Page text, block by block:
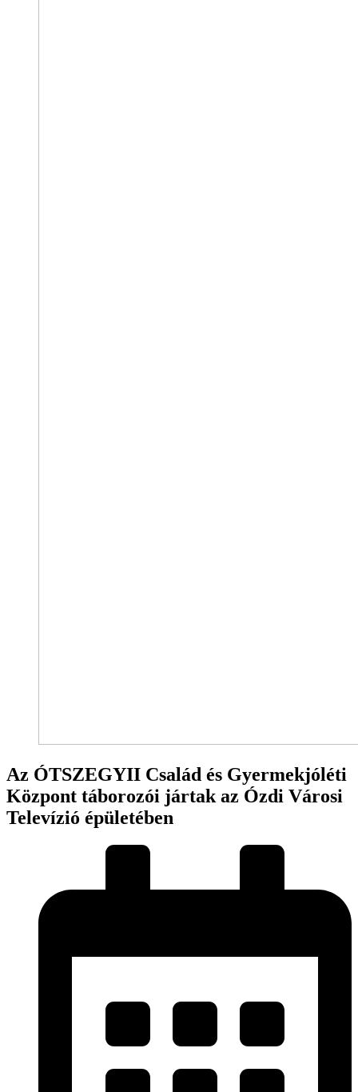
Az ÓTSZEGYII Család és Gyermekjóléti
Központ táborozói jártak az Ózdi Városi
Televízió épületében